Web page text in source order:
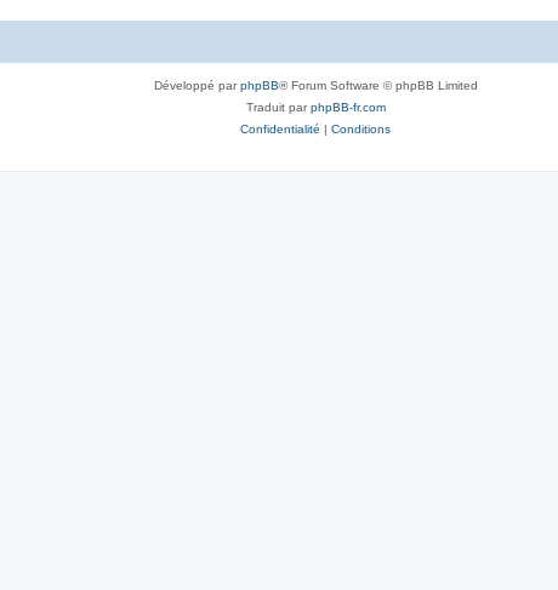
Développé parphpBB® Forum Software © phpBB Limited
Traduit parphpBB-fr.com
Confidentialité | Conditions